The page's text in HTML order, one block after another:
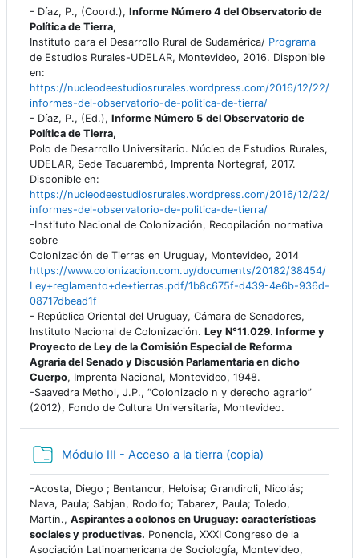
- Díaz, P., (Coord.), Informe Número 4 del Observatorio de
Política de Tierra,
Instituto para el Desarrollo Rural de Sudamérica/ Programa
de Estudios Rurales-UDELAR, Montevideo, 2016. Disponible
en:
https://nucleodeestudiosrurales.wordpress.com/2016/12/22/
informes-del-observatorio-de-politica-de-tierra/
- Díaz, P., (Ed.), Informe Número 5 del Observatorio de
Política de Tierra,
Polo de Desarrollo Universitario. Núcleo de Estudios Rurales,
UDELAR, Sede Tacuarembó, Imprenta Nortegraf, 2017.
Disponible en:
https://nucleodeestudiosrurales.wordpress.com/2016/12/22/
informes-del-observatorio-de-politica-de-tierra/
-Instituto Nacional de Colonización, Recopilación normativa
sobre
Colonización de Tierras en Uruguay, Montevideo, 2014
https://www.colonizacion.com.uy/documents/20182/38454/
Ley+reglamento+de+tierras.pdf/1b8c675f-d439-4e6b-936d-
08717dbead1f
- República Oriental del Uruguay, Cámara de Senadores,
Instituto Nacional de Colonización. Ley N°11.029. Informe y
Proyecto de Ley de la Comisión Especial de Reforma
Agraria del Senado y Discusión Parlamentaria en dicho
Cuerpo, Imprenta Nacional, Montevideo, 1948.
-Saavedra Methol, J.P., “Colonizacio n y derecho agrario”
(2012), Fondo de Cultura Universitaria, Montevideo.
Módulo III - Acceso a la tierra (copia)
-Acosta, Diego ; Bentancur, Heloisa; Grandiroli, Nicolás;
Nava, Paula; Sabjan, Rodolfo; Tabarez, Paula; Toledo,
Martín., Aspirantes a colonos en Uruguay: características
sociales y productivas. Ponencia, XXXI Congreso de la
Asociación Latinoamericana de Sociología, Montevideo,